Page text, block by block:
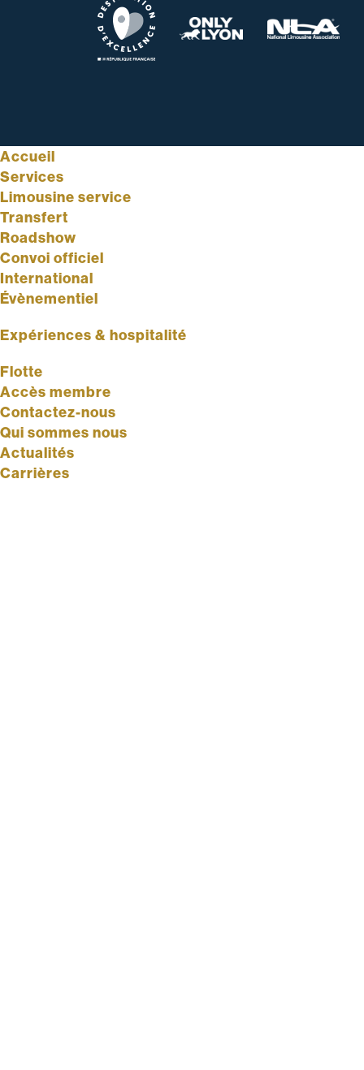
Accueil
Services
Limousine service
Transfert
Roadshow
Convoi officiel
International
Évènementiel
Expériences & hospitalité
Flotte
Accès membre
Contactez-nous
Qui sommes nous
Actualités
Carrières